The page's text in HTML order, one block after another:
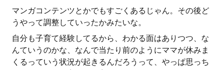
マンガコンテンツとかでもすごくあるじゃん。その後ど
うやって調整していったかみたいな。
自分も子育て経験してるから、わかる面はありつつ、な
んていうのかな、なんで当たり前のようにママが休みま
くるっていう状況が起きるんだろうって、やっぱ思っち